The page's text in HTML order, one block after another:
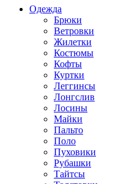
Одежда
Брюки
Ветровки
Жилетки
Костюмы
Кофты
Куртки
Леггинсы
Лонгслив
Лосины
Майки
Пальто
Поло
Пуховики
Рубашки
Тайтсы